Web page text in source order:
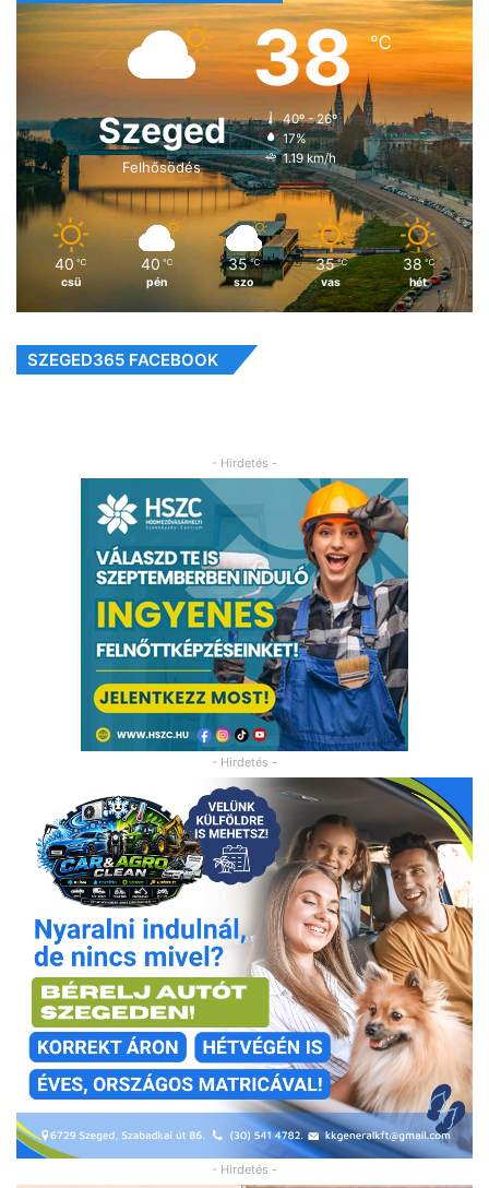
Szeged
Felhősödés
38℃
40º - 26º
17%
1.19 km/h
40 ℃
csü
40 ℃
pén
35 ℃
szo
35 ℃
vas
38 ℃
hét
SZEGED365 FACEBOOK
- Hirdetés -
- Hirdetés -
- Hirdetés -